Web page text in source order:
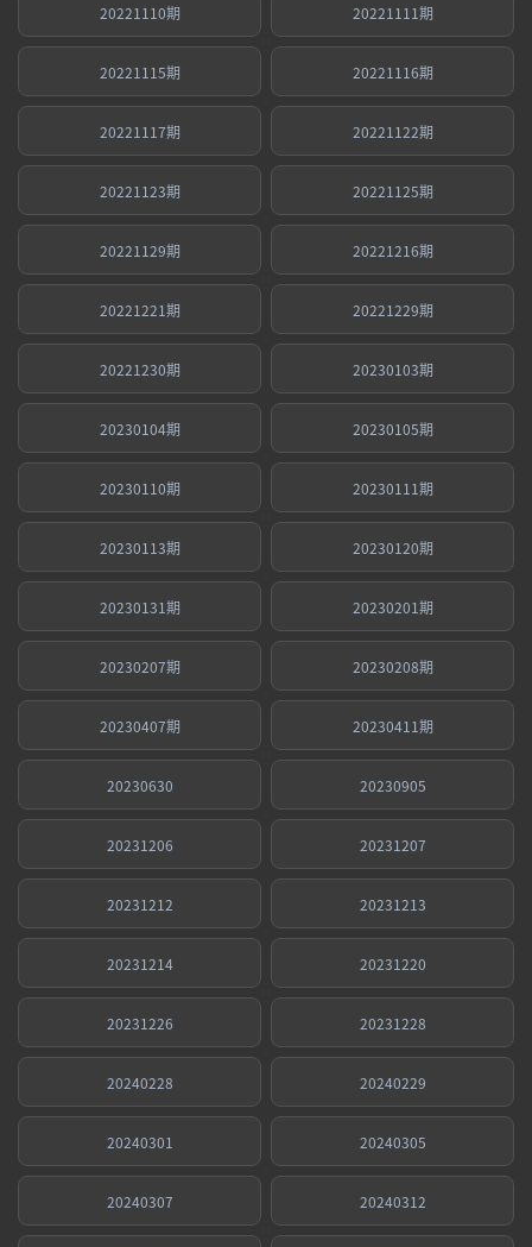
20221110期 20221111期
20221115期 20221116期
20221117期 20221122期
20221123期 20221125期
20221129期 20221216期
20221221期 20221229期
20221230期 20230103期
20230104期 20230105期
20230110期 20230111期
20230113期 20230120期
20230131期 20230201期
20230207期 20230208期
20230407期 20230411期
20230630 20230905
20231206 20231207
20231212 20231213
20231214 20231220
20231226 20231228
20240228 20240229
20240301 20240305
20240307 20240312